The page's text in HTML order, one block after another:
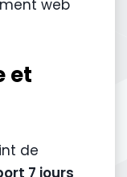
web
et
de